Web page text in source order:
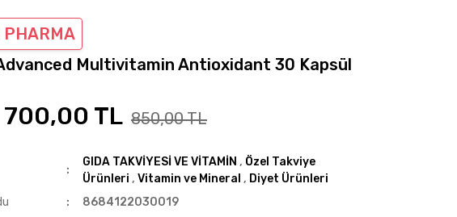
PHARMA
Multivitamin Antioxidant 30 Kapsül
700,00 TL 850,00 TL
GIDA TAKVİYESİ VE VİTAMİN , Özel Takviye
Ürünleri ,Vitamin ve Mineral , Diyet Ürünleri
8684122030019